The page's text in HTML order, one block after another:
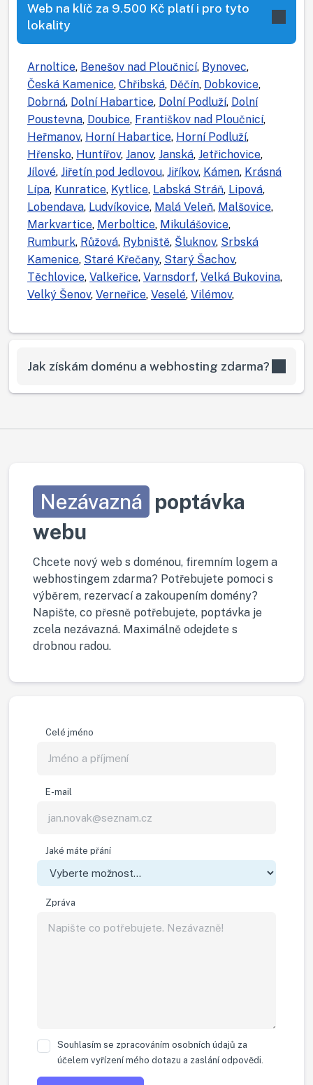
Web na klíč za 9.500 Kč platí i pro tyto
lokality
Arnoltice, Benešov nad Ploučnicí, Bynovec,
Česká Kamenice, Chřibská, Děčín, Dobkovice,
Dobrná, Dolní Habartice, Dolní Podluží, Dolní
Poustevna, Doubice, Františkov nad Ploučnicí,
Heřmanov, Horní Habartice, Horní Podluží,
Hřensko, Huntířov, Janov, Janská, Jetřichovice,
Jílové, Jiřetín pod Jedlovou, Jiříkov, Kámen, Krásná
Lípa, Kunratice, Kytlice, Labská Stráň, Lipová,
Lobendava, Ludvíkovice, Malá Veleň, Malšovice,
Markvartice, Merboltice, Mikulášovice,
Rumburk, Růžová, Rybniště, Šluknov, Srbská
Kamenice, Staré Křečany, Starý Šachov,
Těchlovice, Valkeřice, Varnsdorf, Velká Bukovina,
Velký Šenov, Verneřice, Veselé, Vilémov,
Jak získám doménu a webhosting zdarma?
Nezávazná poptávka
webu
Chcete nový web s doménou, firemním logem a
webhostingem zdarma? Potřebujete pomoci s
výběrem, rezervací a zakoupením domény?
Napište, co přesně potřebujete, poptávka je
zcela nezávazná. Maximálně odejdete s
drobnou radou.
Celé jméno
E-mail
Jaké máte přání
Zpráva
Souhlasím se zpracováním osobních údajů za
účelem vyřízení mého dotazu a zaslání odpovědi.